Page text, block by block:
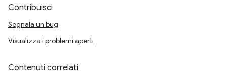
Contribuisci
Segnala un bug
Visualizza i problemi aperti
Contenuti correlati